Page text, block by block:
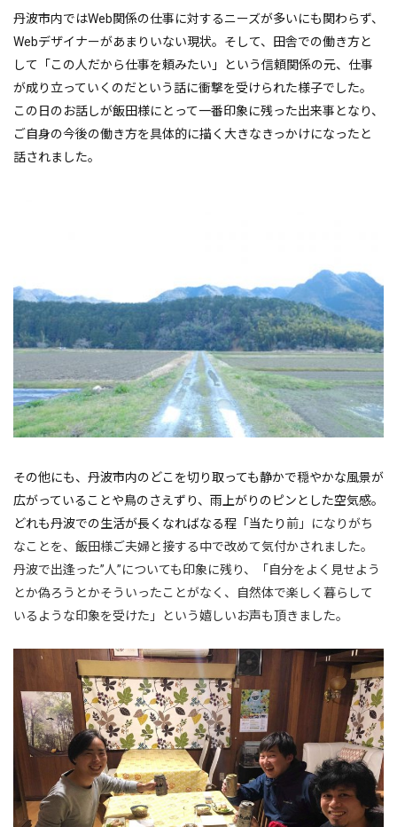
丹波市内ではWeb関係の仕事に対するニーズが多いにも関わらず、
Webデザイナーがあまりいない現状。そして、田舎での働き方と
して「この人だから仕事を頼みたい」という信頼関係の元、仕事
が成り立っていくのだという話に衝撃を受けられた様子でした。
この日のお話しが飯田様にとって一番印象に残った出来事となり、
ご自身の今後の働き方を具体的に描く大きなきっかけになったと
話されました。
その他にも、丹波市内のどこを切り取っても静かで穏やかな風景が
広がっていることや鳥のさえずり、雨上がりのピンとした空気感。
どれも丹波での生活が長くなればなる程「当たり 前」になりがち
なことを、飯田様ご夫婦と接する中で改めて気付かされました。
丹波で出逢った”人”についても印象に残り、「自分をよく見せよう
とか偽ろうとかそういったことがなく、自然体で楽しく暮らして
いるような印象を受けた」という嬉しいお声も頂きました。